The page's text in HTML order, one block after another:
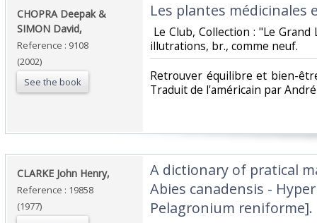
‎CHOPRA Deepak &
SIMON David,‎
Reference : 9108
(2002)
See the book
‎Les plantes médicinales
Le Club, Collection : "Le
illutrations, br., comme neuf.‎
‎Retrouver équilibre et bien-
Traduit de l'américain par
‎CLARKE John Henry,‎
Reference : 19858
(1977)
‎A dictionary of pratical
Abies canadensis -
Pelagronium reniforme].